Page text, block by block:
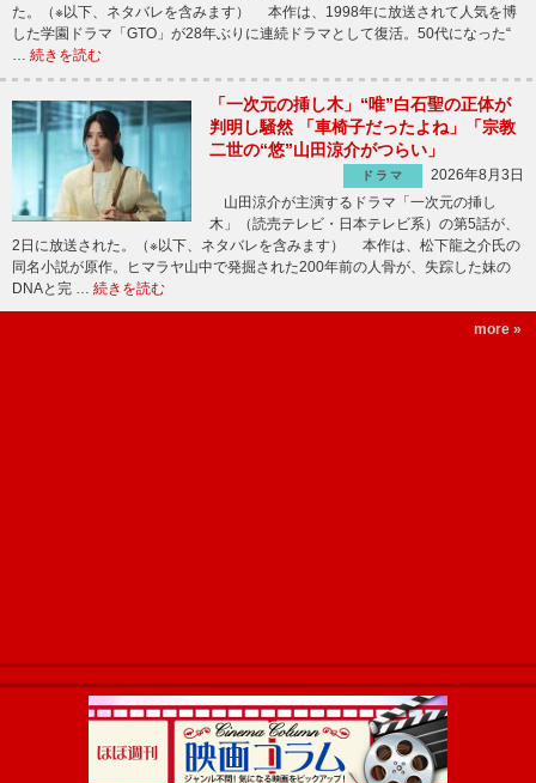
た。（※以下、ネタバレを含みます） 本作は、1998年に放送されて人気を博
した学園ドラマ「GTO」が28年ぶりに連続ドラマとして復活。50代になった“
… 続きを読む
「一次元の挿し木」“唯”白石聖の正体が
判明し騒然 「車椅子だったよね」「宗教
二世の“悠”山田涼介がつらい」
ドラマ
2026年8月3日
山田涼介が主演するドラマ「一次元の挿し
木」（読売テレビ・日本テレビ系）の第5話が、
2日に放送された。（※以下、ネタバレを含みます） 本作は、松下龍之介氏の
同名小説が原作。ヒマラヤ山中で発掘された200年前の人骨が、失踪した妹の
DNAと完 … 続きを読む
more »